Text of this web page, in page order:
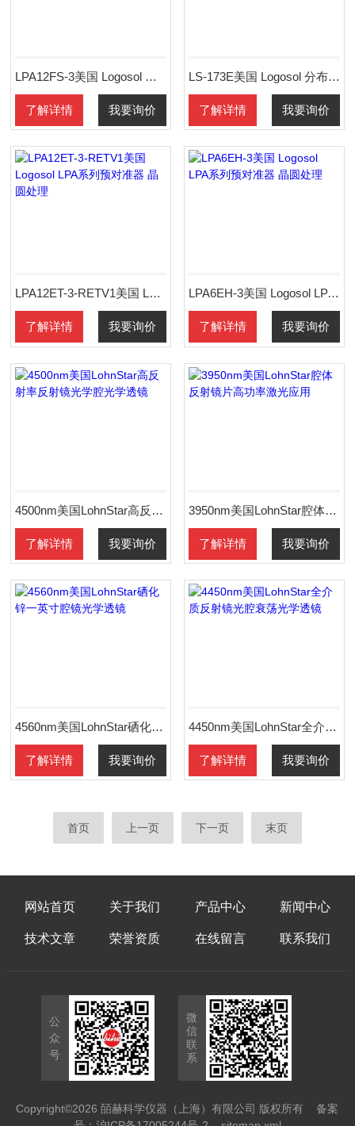
LPA12FS-3美国 Logosol 预对准器 巡边台 晶圆处理
了解详情 我要询价
LS-173E美国 Logosol 分布式控制网络控制器 晶圆
了解详情 我要询价
LPA12ET-3-RETV1美国 Logosol LPA系列预对准器 晶圆处理
了解详情 我要询价
LPA6EH-3美国 Logosol LPA系列预对准器 晶圆处理
了解详情 我要询价
4500nm美国LohnStar高反射率反射镜光学腔光学透镜
了解详情 我要询价
3950nm美国LohnStar腔体反射镜片高功率激光应用
了解详情 我要询价
4560nm美国LohnStar硒化锌一英寸腔镜光学透镜
了解详情 我要询价
4450nm美国LohnStar全介质反射镜光腔衰荡光学透镜
了解详情 我要询价
首页 上一页 下一页 末页
网站首页 关于我们 产品中心 新闻中心
技术文章 荣誉资质 在线留言 联系我们
公
众
号
微
信
联
系
Copyright©2026 皕赫科学仪器（上海）有限公司 版权所有备案